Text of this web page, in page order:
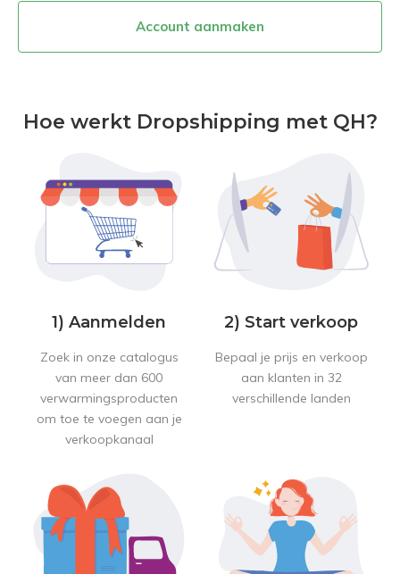
Account aanmaken
Hoe werkt Dropshipping met QH?
1) Aanmelden
Zoek in onze catalogus
van meer dan 600
verwarmingsproducten
om toe te voegen aan je
verkoopkanaal
2) Start verkoop
Bepaal je prijs en verkoop
aan klanten in 32
verschillende landen